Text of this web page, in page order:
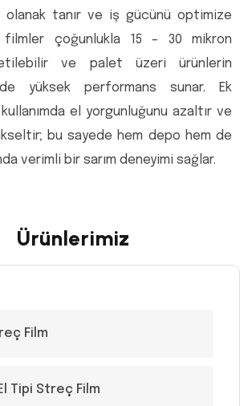
olanak tanır ve iş gücünü optimize
çoğunlukla 15 – 30 mikron
ve palet üzeri ürünlerin
yüksek performans sunar. Ek
el yorgunluğunu azaltır ve
bu sayede hem depo hem de
verimli bir sarım deneyimi sağlar.
Ürünlerimiz
Film
Tipi Streç Film